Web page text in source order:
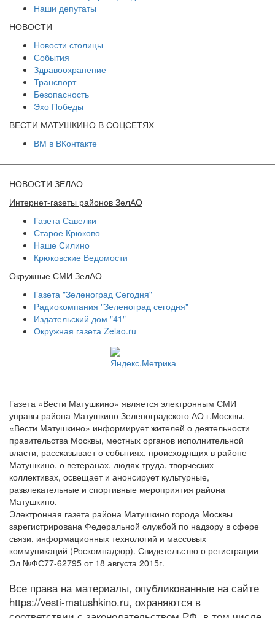
Наши депутаты
НОВОСТИ
Новости столицы
События
Здравоохранение
Транспорт
Безопасность
Эхо Победы
ВЕСТИ МАТУШКИНО В СОЦСЕТЯХ
ВМ в ВКонтакте
НОВОСТИ ЗЕЛАО
Интернет-газеты районов ЗелАО
Газета Савелки
Старое Крюково
Наше Силино
Крюковские Ведомости
Окружные СМИ ЗелАО
Газета "Зеленоград Сегодня"
Радиокомпания "Зеленоград сегодня"
Издательский дом "41"
Окружная газета Zelao.ru
Газета «Вести Матушкино» является электронным СМИ
управы района Матушкино Зеленоградского АО г.Москвы.
«Вести Матушкино» информирует жителей о деятельности
правительства Москвы, местных органов исполнительной
власти, рассказывает о событиях, происходящих в районе
Матушкино, о ветеранах, людях труда, творческих
коллективах, освещает и анонсирует культурные,
развлекательные и спортивные мероприятия района
Матушкино.
Электронная газета района Матушкино города Москвы
зарегистрирована Федеральной службой по надзору в сфере
связи, информационных технологий и массовых
коммуникаций (Роскомнадзор). Свидетельство о регистрации
Эл №ФС77-62795 от 18 августа 2015г.
Все права на материалы, опубликованные на сайте
https://vesti-matushkino.ru, охраняются в